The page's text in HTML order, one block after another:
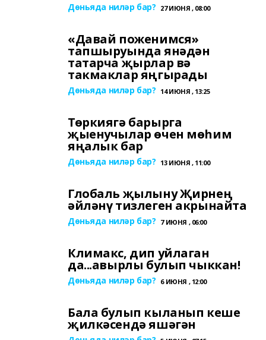
Дөньяда ниләр бар? 27 ИЮНЯ , 08:00
«Давай поженимся»
тапшыруында янәдән
татарча җырлар вә
такмаклар яңгырады
Дөньяда ниләр бар? 14 ИЮНЯ , 13:25
Төркиягә барырга
җыенучылар өчен мөһим
яңалык бар
Дөньяда ниләр бар? 13 ИЮНЯ , 11:00
Глобаль җылыну Җирнең
әйләнү тизлеген акрынайта
Дөньяда ниләр бар? 7 ИЮНЯ , 06:00
Климакс, дип уйлаган
да...авырлы булып чыккан!
Дөньяда ниләр бар? 6 ИЮНЯ , 12:00
Бала булып кыланып кеше
җилкәсендә яшәгән